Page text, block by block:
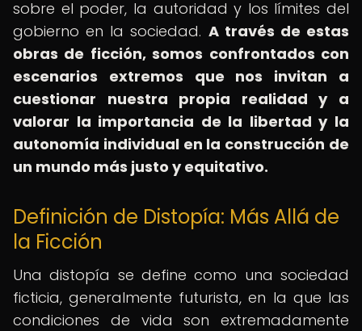
sobre el poder, la autoridad y los límites del
gobierno en la sociedad. A través de estas
obras de ficción, somos confrontados con
escenarios extremos que nos invitan a
cuestionar nuestra propia realidad y a
valorar la importancia de la libertad y la
autonomía individual en la construcción de
un mundo más justo y equitativo.
Definición de Distopía: Más Allá de
la Ficción
Una distopía se define como una sociedad
ficticia, generalmente futurista, en la que las
condiciones de vida son extremadamente